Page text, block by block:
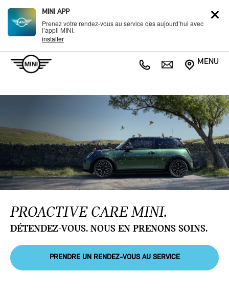
MINI APP
Prenez votre rendez-vous au service dès aujourd’hui avec
l’appli MINI.
installer
MENU
PROACTIVE CARE MINI.
DÉTENDEZ-VOUS. NOUS EN PRENONS SOINS.
PRENDRE UN RENDEZ-VOUS AU SERVICE